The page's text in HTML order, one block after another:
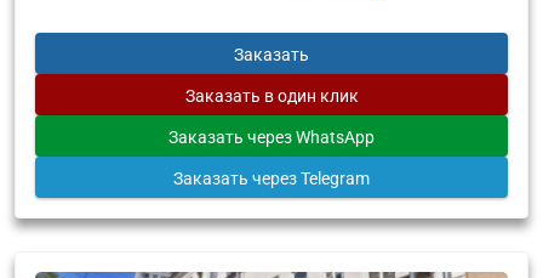
Заказать
Заказать в один клик
Заказать через WhatsApp
Заказать через Telegram